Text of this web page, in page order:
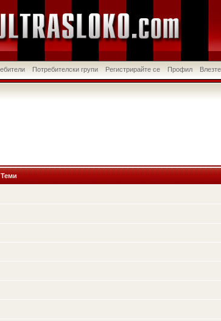
Потребителски групи Регистрирайте се Профил
Теми